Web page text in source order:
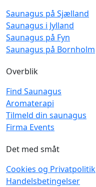
Saunagus på Sjælland
Saunagus i Jylland
Saunagus på Fyn
Saunagus på Bornholm
Overblik
Find Saunagus
Aromaterapi
Tilmeld din saunagus
Firma Events
Det med småt
Cookies og Privatpolitik
Handelsbetingelser